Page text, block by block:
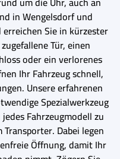
in Wengelsdorf und
Sie in kürzester
Tür, einen
oder ein verlorenes
Ihr Fahrzeug schnell,
Unsere erfahrenen
Spezialwerkzeug
Fahrzeugmodell zu
Dabei legen
Öffnung, damit Ihr